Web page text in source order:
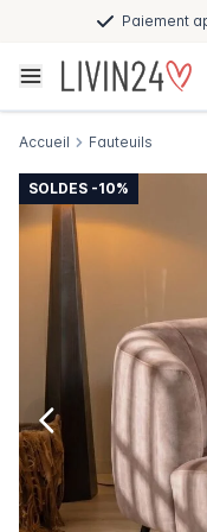
Paiement
Accueil Fauteuils
SOLDES -10%